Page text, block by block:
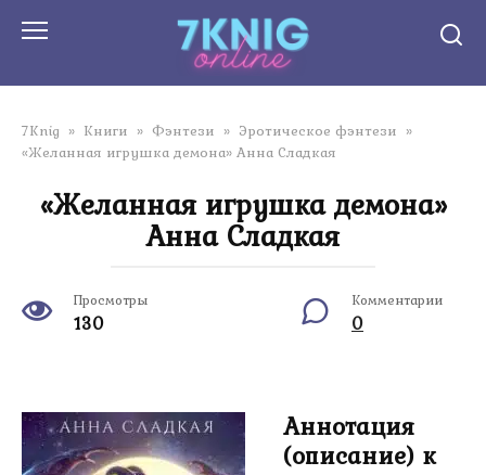
7Knig » Книги » Фэнтези » Эротическое фэнтези »
«Желанная игрушка демона» Анна Сладкая
«Желанная игрушка демона»
Анна Сладкая
Просмотры
130
Комментарии
0
Аннотация
(описание) к